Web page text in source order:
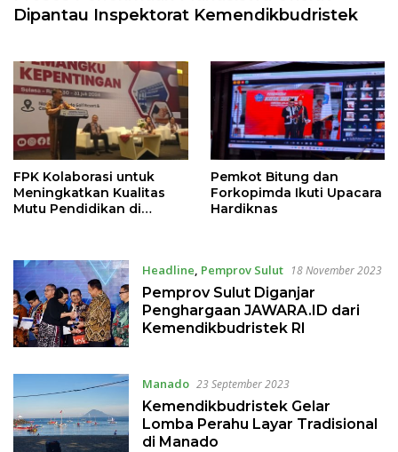
Dipantau Inspektorat Kemendikbudristek
FPK Kolaborasi untuk
Meningkatkan Kualitas
Mutu Pendidikan di
Pemkot Bitung dan
Forkopimda Ikuti Upacara
Hardiknas
Headline, Pemprov Sulut 18 November 2023
Pemprov Sulut Diganjar
Penghargaan JAWARA.ID dari
Kemendikbudristek RI
Manado 23 September 2023
Kemendikbudristek Gelar
Lomba Perahu Layar Tradisional
di Manado